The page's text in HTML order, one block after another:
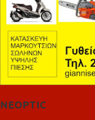
NEOPTIC